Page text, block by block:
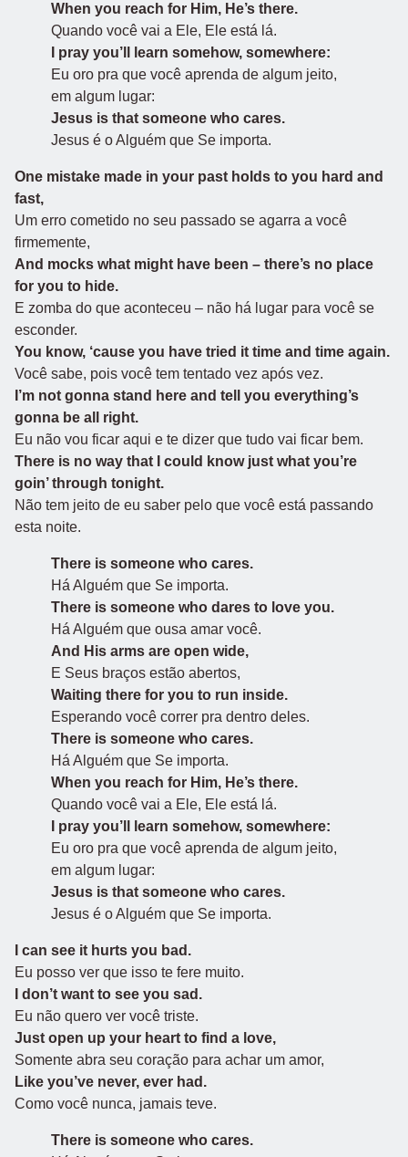
When you reach for Him, He’s there.
Quando você vai a Ele, Ele está lá.
I pray you’ll learn somehow, somewhere:
Eu oro pra que você aprenda de algum jeito,
em algum lugar:
Jesus is that someone who cares.
Jesus é o Alguém que Se importa.
One mistake made in your past holds to you hard and
fast,
Um erro cometido no seu passado se agarra a você
firmemente,
And mocks what might have been – there’s no place
for you to hide.
E zomba do que aconteceu – não há lugar para você se
esconder.
You know, ‘cause you have tried it time and time again.
Você sabe, pois você tem tentado vez após vez.
I’m not gonna stand here and tell you everything’s
gonna be all right.
Eu não vou ficar aqui e te dizer que tudo vai ficar bem.
There is no way that I could know just what you’re
goin’ through tonight.
Não tem jeito de eu saber pelo que você está passando
esta noite.
There is someone who cares.
Há Alguém que Se importa.
There is someone who dares to love you.
Há Alguém que ousa amar você.
And His arms are open wide,
E Seus braços estão abertos,
Waiting there for you to run inside.
Esperando você correr pra dentro deles.
There is someone who cares.
Há Alguém que Se importa.
When you reach for Him, He’s there.
Quando você vai a Ele, Ele está lá.
I pray you’ll learn somehow, somewhere:
Eu oro pra que você aprenda de algum jeito,
em algum lugar:
Jesus is that someone who cares.
Jesus é o Alguém que Se importa.
I can see it hurts you bad.
Eu posso ver que isso te fere muito.
I don’t want to see you sad.
Eu não quero ver você triste.
Just open up your heart to find a love,
Somente abra seu coração para achar um amor,
Like you’ve never, ever had.
Como você nunca, jamais teve.
There is someone who cares.